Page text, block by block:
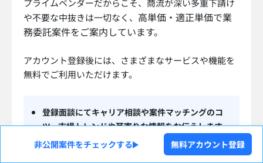
や不要な中抜きは一切なく、 高単価・適正単価で業
務委託案件をご案内しています。
アカウント登録後には、さまざまなサービスや機能を
無料でご利用いただけます。
登録面談にてキャリア相談や案件マッチングのコ
ツ、市場トレンドや耳寄りな情報をお伝えします
本サイトでは公開していない非公開案件をすべて確
認可能
非公開案件をチェックする 無料アカウント登録